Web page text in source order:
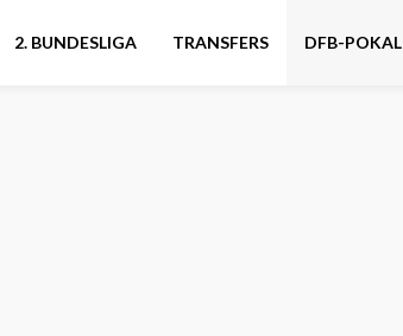
2. BUNDESLIGA TRANSFERS DFB-POKAL